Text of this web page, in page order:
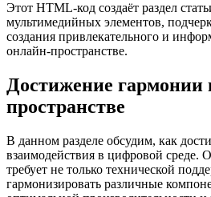
Этот HTML-код создаёт раздел
мультимедийных элементов,
создания привлекательного и
онлайн-пространстве.
Достижение гармонии
пространстве
В данном разделе обсудим, как
взаимодействия в цифровой среде.
требует не только технической
гармонизировать различные